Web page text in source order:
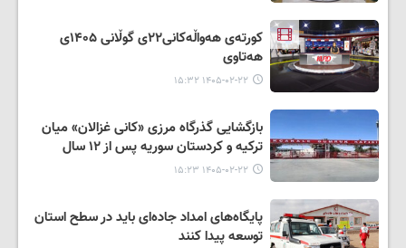
کورتەی هەواڵەکانی۲۲ی گوڵانی ۱۴۰۵ی
هەتاوی
۱۴۰۵-۰۲-۲۲ ۱۵:۳۲
بازگشایی گذرگاه مرزی «کانی غزالان» میان
ترکیه و کردستان سوریه پس از ۱۲ سال
۱۴۰۵-۰۲-۲۲ ۱۵:۲۳
پایگاه‌های امداد جاده‌ای باید در سطح استان
توسعه پیدا کنند